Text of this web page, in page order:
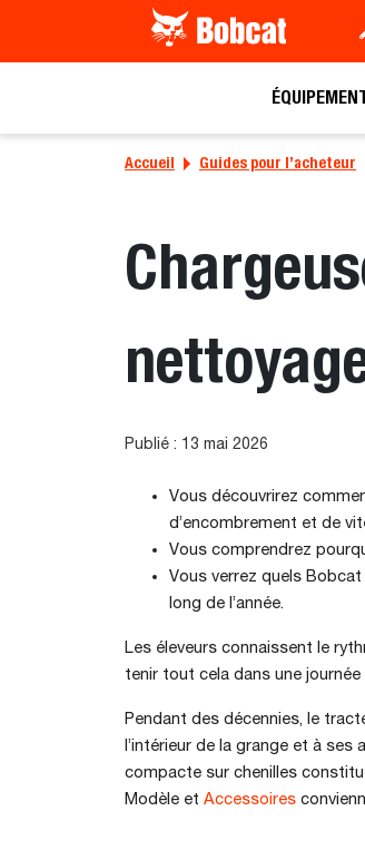
Accueil Guides pour l’acheteur
Publié : 13 mai 2026
Vous découvrirez
d’encombrement et de
Vous comprendrez
Vous verrez quels
long de l’année.
Les éleveurs connaissent le
tenir tout cela dans une
Pendant des décennies, le
l’intérieur de la grange et à ses
compacte sur chenilles
Modèle et Accessoires